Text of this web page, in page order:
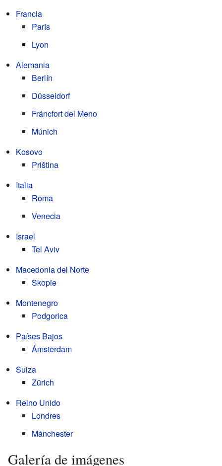
Francia
París
Lyon
Alemania
Berlín
Düsseldorf
Fráncfort del Meno
Múnich
Kosovo
Priština
Italia
Roma
Venecia
Israel
Tel Aviv
Macedonia del Norte
Skopie
Montenegro
Podgorica
Países Bajos
Ámsterdam
Suiza
Zürich
Reino Unido
Londres
Mánchester
Galería de imágenes